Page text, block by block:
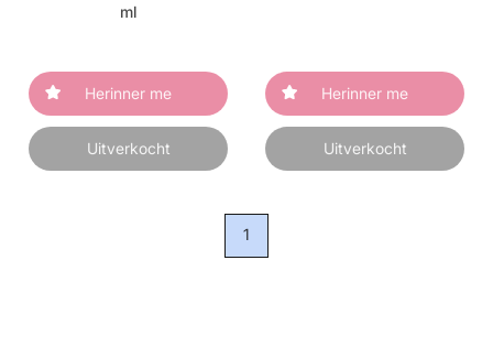
ml
Herinner me
Uitverkocht
Herinner me
Uitverkocht
1